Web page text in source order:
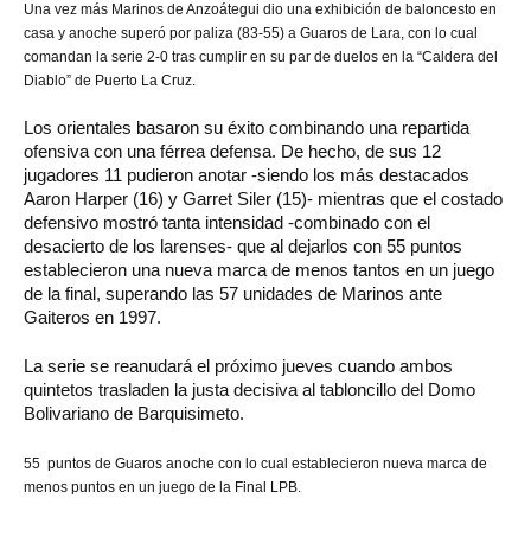
Una vez más Marinos de Anzoátegui dio una exhibición de baloncesto en
casa y anoche superó por paliza (83-55) a Guaros de Lara, con lo cual
comandan la serie 2-0 tras cumplir en su par de duelos en la “Caldera del
Diablo” de Puerto La Cruz.
Los orientales basaron su éxito combinando una repartida
ofensiva con una férrea defensa. De hecho, de sus 12
jugadores 11 pudieron anotar -siendo los más destacados
Aaron Harper (16) y Garret Siler (15)- mientras que el costado
defensivo mostró tanta intensidad -combinado con el
desacierto de los larenses- que al dejarlos con 55 puntos
establecieron una nueva marca de menos tantos en un juego
de la final, superando las 57 unidades de Marinos ante
Gaiteros en 1997.
La serie se reanudará el próximo jueves cuando ambos
quintetos trasladen la justa decisiva al tabloncillo del Domo
Bolivariano de Barquisimeto.
55 puntos de Guaros anoche con lo cual establecieron nueva marca de
menos puntos en un juego de la Final LPB.